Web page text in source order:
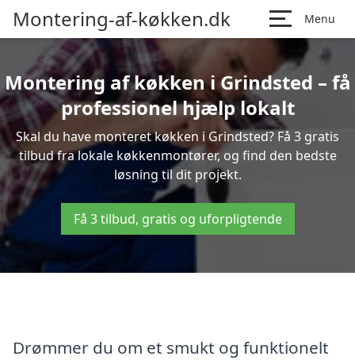
Montering-af-køkken.dk Menu
Montering af køkken i Grindsted – få
professionel hjælp lokalt
Skal du have monteret køkken i Grindsted? Få 3 gratis
tilbud fra lokale køkkenmontører, og find den bedste
løsning til dit projekt.
Få 3 tilbud, gratis og uforpligtende
Drømmer du om et smukt og funktionelt